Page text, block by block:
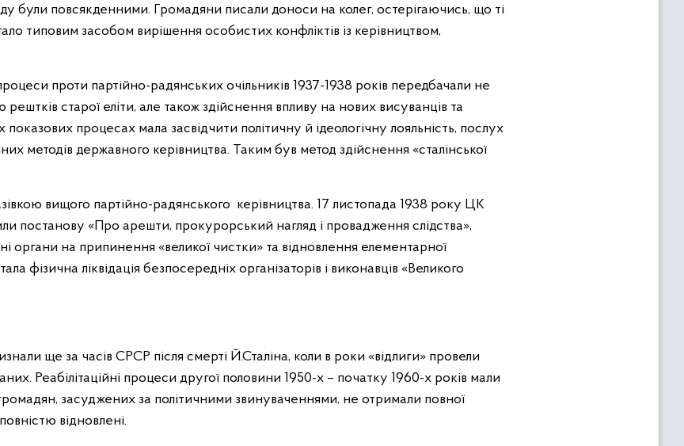
були повсякденними. Громадяни писали доноси на колег, остерігаючись, що ті
типовим засобом вирішення особистих конфліктів із керівництвом,
проти партійно-радянських очільників 1937-1938 років передбачали не
старої еліти, але також здійснення впливу на нових висуванців та
показових процесах мала засвідчити політичну й ідеологічну лояльність, послух
методів державного керівництва. Таким був метод здійснення «сталінської
вищого партійно-радянського керівництва. 17 листопада 1938 року ЦК
постанову «Про арешти, прокурорський нагляд і провадження слідства»,
органи на припинення «великої чистки» та відновлення елементарної
фізична ліквідація безпосередніх організаторів і виконавців «Великого
ще за часів СРСР після смерті Й.Сталіна, коли в роки «відлиги» провели
Реабілітаційні процеси другої половини 1950-х – початку 1960-х років мали
засуджених за політичними звинуваченнями, не отримали повної
відновлені.